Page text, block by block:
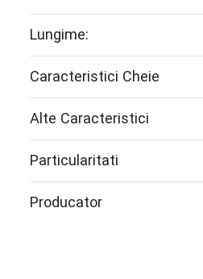
Lungime:
Caracteristici Cheie
Alte Caracteristici
Particularitati
Producator